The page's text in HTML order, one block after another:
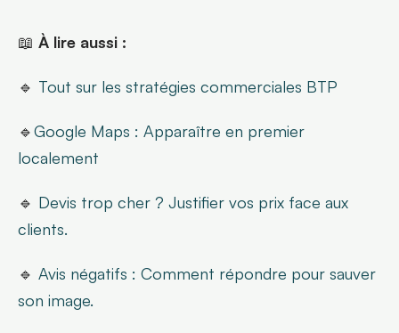
📖 À lire aussi :
🔹 Tout sur les stratégies commerciales BTP
🔹Google Maps : Apparaître en premier
localement
🔹 Devis trop cher ? Justifier vos prix face aux
clients.
🔹 Avis négatifs : Comment répondre pour sauver
son image.